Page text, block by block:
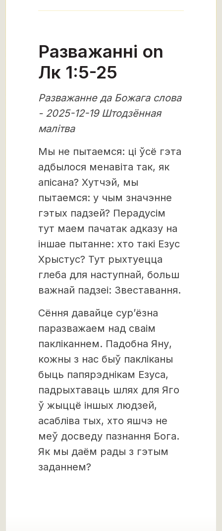
Разважанні on
Лк 1:5-25
Разважанне да Божага слова
- 2025-12-19 Штодзённая
малітва
Мы не пытаемся: ці ўсё гэта
адбылося менавіта так, як
апісана? Хутчэй, мы
пытаемся: у чым значэнне
гэтых падзей? Перадусім
тут маем пачатак адказу на
іншае пытанне: хто такі Езус
Хрыстус? Тут рыхтуецца
глеба для наступнай, больш
важнай падзеі: Звеставання.
Сёння давайце сур’ёзна
паразважаем над сваім
пакліканнем. Падобна Яну,
кожны з нас быў пакліканы
быць папярэднікам Езуса,
падрыхтаваць шлях для Яго
ў жыццё іншых людзей,
асабліва тых, хто яшчэ не
меў досведу пазнання Бога.
Як мы даём рады з гэтым
заданнем?